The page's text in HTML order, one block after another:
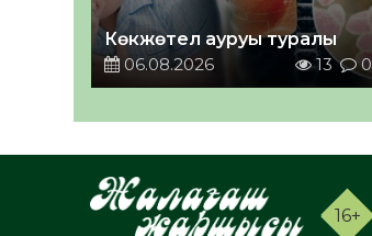
Көкжөтел ауруы туралы
06.08.2026
13 0
16+